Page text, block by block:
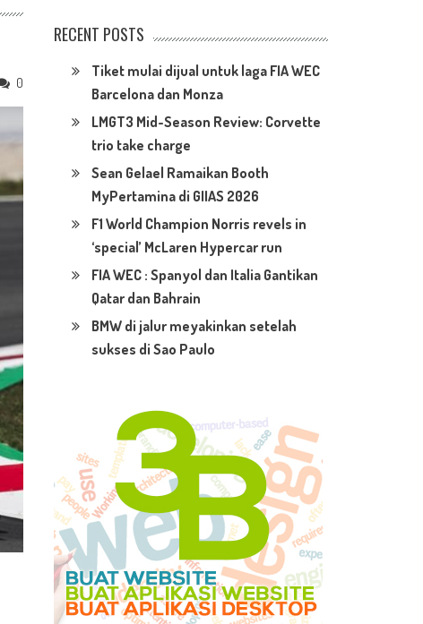
0
RECENT POSTS
Tiket mulai dijual untuk laga FIA WEC
Barcelona dan Monza
LMGT3 Mid-Season Review: Corvette
trio take charge
Sean Gelael Ramaikan Booth
MyPertamina di GIIAS 2026
F1 World Champion Norris revels in
‘special’ McLaren Hypercar run
FIA WEC : Spanyol dan Italia Gantikan
Qatar dan Bahrain
BMW di jalur meyakinkan setelah
sukses di Sao Paulo